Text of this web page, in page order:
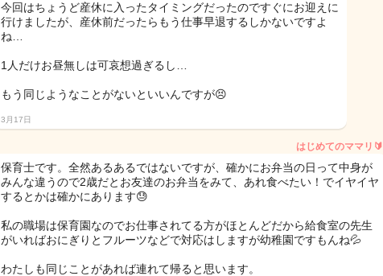
今回はちょうど産休に入ったタイミングだったのですぐにお迎えに
行けましたが、産休前だったらもう仕事早退するしかないですよ
ね…
1人だけお昼無しは可哀想過ぎるし…
もう同じようなことがないといいんですが😣
3月17日
はじめてのママリ🔰
保育士です。全然あるあるではないですが、確かにお弁当の日って中身が
みんな違うので2歳だとお友達のお弁当をみて、あれ食べたい！でイヤイヤ
するとかは確かにあります😓
私の職場は保育園なのでお仕事されてる方がほとんどだから給食室の先生
がいればおにぎりとフルーツなどで対応はしますが幼稚園ですもんね💦
わたしも同じことがあれば連れて帰ると思います。